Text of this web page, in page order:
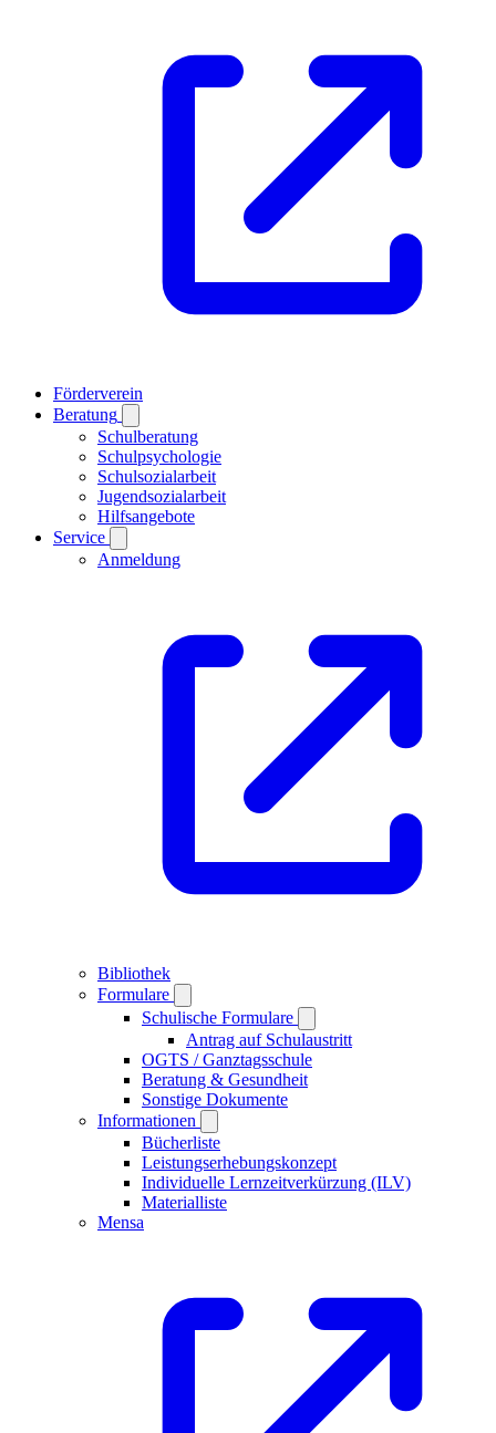
Förderverein
Beratung
Schulberatung
Schulpsychologie
Schulsozialarbeit
Jugendsozialarbeit
Hilfsangebote
Service
Anmeldung
Bibliothek
Formulare
Schulische Formulare
Antrag auf Schulaustritt
OGTS / Ganztagsschule
Beratung & Gesundheit
Sonstige Dokumente
Informationen
Bücherliste
Leistungserhebungskonzept
Individuelle Lernzeitverkürzung (ILV)
Materialliste
Mensa